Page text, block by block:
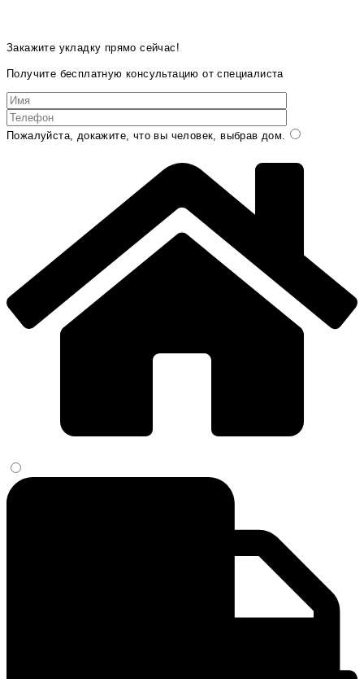
Закажите укладку прямо сейчас!
Получите бесплатную консультацию от специалиста
Пожалуйста, докажите, что вы человек, выбрав дом